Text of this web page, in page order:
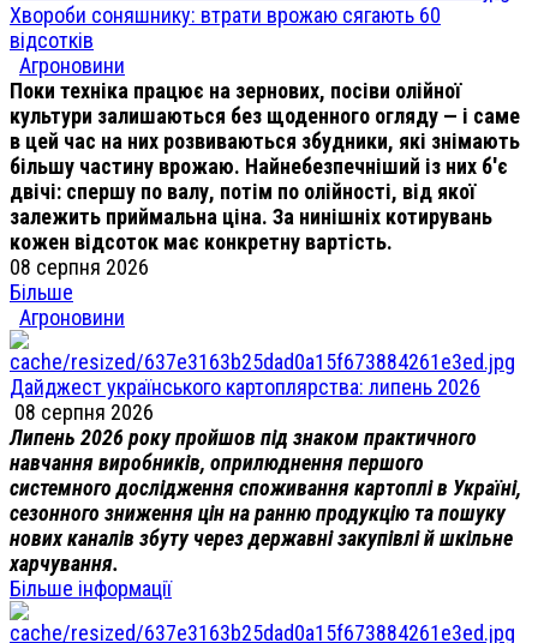
Хвороби соняшнику: втрати врожаю сягають 60
відсотків
Агроновини
Поки техніка працює на зернових, посіви олійної
культури залишаються без щоденного огляду — і саме
в цей час на них розвиваються збудники, які знімають
більшу частину врожаю. Найнебезпечніший із них б'є
двічі: спершу по валу, потім по олійності, від якої
залежить приймальна ціна. За нинішніх котирувань
кожен відсоток має конкретну вартість.
08 серпня 2026
Більше
Агроновини
Дайджест українського картоплярства: липень 2026
08 серпня 2026
Липень 2026 року пройшов під знаком практичного
навчання виробників, оприлюднення першого
системного дослідження споживання картоплі в Україні,
сезонного зниження цін на ранню продукцію та пошуку
нових каналів збуту через державні закупівлі й шкільне
харчування.
Більше інформації